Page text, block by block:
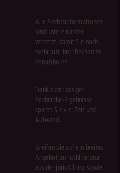
Alle Rechtsinformationen
sind untereinander
vernetzt, damit Sie noch
mehr aus Ihrer Recherche
herausholen.
Dank zuverlässiger
Recherche-Ergebnisse
sparen Sie viel Zeit und
Aufwand.
Greifen Sie auf ein breites
Angebot an Fachliteratur
aus der jurisAllianz sowie